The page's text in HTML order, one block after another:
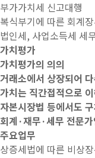
부가가치세 신고대행
복식부기에 따른 회계
법인세, 사업소득세 세
가치평가
가치평가의 의의
거래소에서 상장되어
가치는 직간접적으로
자본시장법 등에서도
회계·재무·세무 전문
주요업무
상증세법에 따른 비상